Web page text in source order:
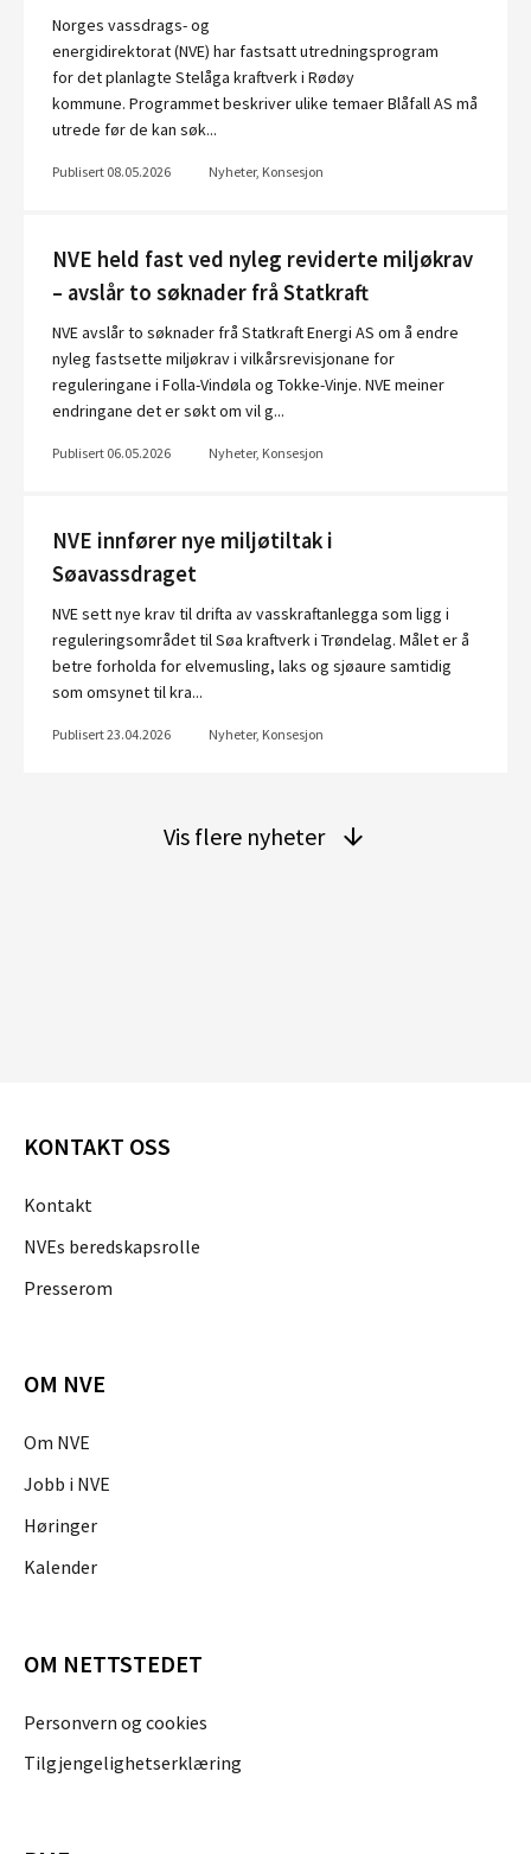
Norges vassdrags- og
energidirektorat (NVE) har fastsatt utredningsprogram
for det planlagte Stelåga kraftverk i Rødøy
kommune. Programmet beskriver ulike temaer Blåfall AS må
utrede før de kan søk...
Publisert 08.05.2026 Nyheter, Konsesjon
NVE held fast ved nyleg reviderte miljøkrav
– avslår to søknader frå Statkraft
NVE avslår to søknader frå Statkraft Energi AS om å endre
nyleg fastsette miljøkrav i vilkårsrevisjonane for
reguleringane i Folla-Vindøla og Tokke-Vinje. NVE meiner
endringane det er søkt om vil g...
Publisert 06.05.2026 Nyheter, Konsesjon
NVE innfører nye miljøtiltak i
Søavassdraget
NVE sett nye krav til drifta av vasskraftanlegga som ligg i
reguleringsområdet til Søa kraftverk i Trøndelag. Målet er å
betre forholda for elvemusling, laks og sjøaure samtidig
som omsynet til kra...
Publisert 23.04.2026 Nyheter, Konsesjon
Vis flere nyheter
KONTAKT OSS
Kontakt
NVEs beredskapsrolle
Presserom
OM NVE
Om NVE
Jobb i NVE
Høringer
Kalender
OM NETTSTEDET
Personvern og cookies
Tilgjengelighetserklæring